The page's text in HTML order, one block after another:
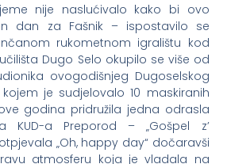
nije naslućivalo kako bi ovo
dan za Fašnik – ispostavilo se
rukometnom igralištu kod
Dugo Selo okupilo se više od
ovogodišnjeg Dugoselskog
je sudjelovalo 10 maskiranih
godina pridružila jedna odrasla
KUD-a Preporod – „Gošpel z’
„Oh, happy day“ dočaravši
atmosferu koja je vladala na